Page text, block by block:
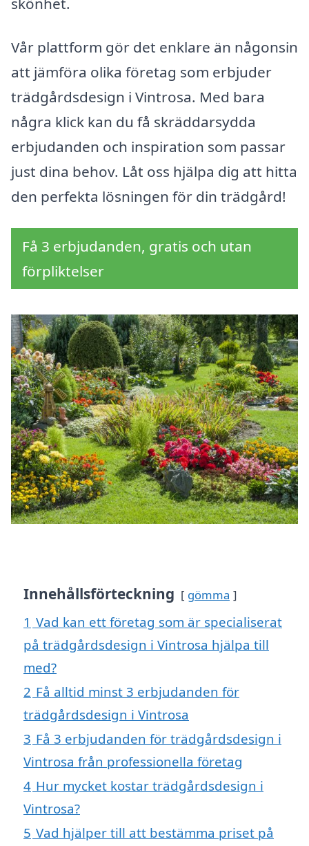
Vår plattform gör det enklare än någonsin
att jämföra olika företag som erbjuder
trädgårdsdesign i Vintrosa. Med bara
några klick kan du få skräddarsydda
erbjudanden och inspiration som passar
just dina behov. Låt oss hjälpa dig att hitta
den perfekta lösningen för din trädgård!
Få 3 erbjudanden, gratis och utan
förpliktelser
Innehållsförteckning gömma
1 Vad kan ett företag som är specialiserat
på trädgårdsdesign i Vintrosa hjälpa till
med?
2 Få alltid minst 3 erbjudanden för
trädgårdsdesign i Vintrosa
3 Få 3 erbjudanden för trädgårdsdesign i
Vintrosa från professionella företag
4 Hur mycket kostar trädgårdsdesign i
Vintrosa?
5 Vad hjälper till att bestämma priset på